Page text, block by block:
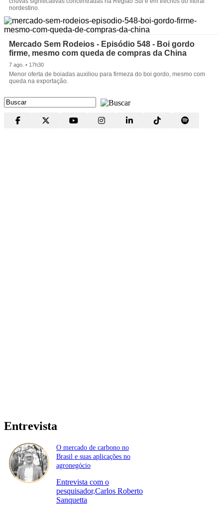
nordestino.
Mercado Sem Rodeios - Episódio 548 - Boi gordo
firme, mesmo com queda de compras da China
7 ago. • 17h30
Menor oferta de boiadas auxiliou para firmeza do boi gordo, mesmo com
queda na exportação.
Entrevista
O mercado de carbono no
Brasil e suas aplicações no
agronegócio
Entrevista com o
pesquisador,Carlos Roberto
Sanquetta